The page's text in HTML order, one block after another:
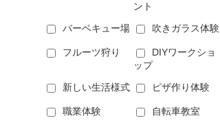
ント
バーベキュー場 吹きガラス体験
フルーツ狩り
DIYワークショ
ップ
新しい生活様式 ピザ作り体験
職業体験 自転車教室